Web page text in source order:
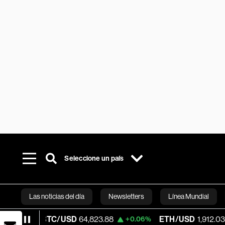
Seleccione un país
Las noticias del día Newsletters Línea Mundial
Bloomberg
BTC/USD 64,823.88 +0.06% ETH/USD 1,912.033 -